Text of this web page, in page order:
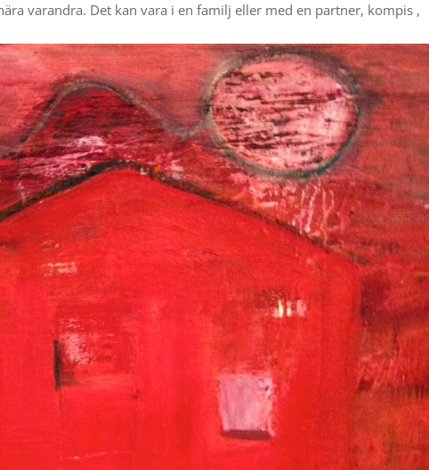
varandra. Det kan vara i en familj eller med en partner, kompis ,